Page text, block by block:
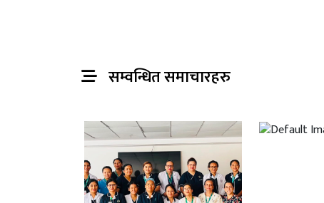
सम्वन्धित समाचारहरु